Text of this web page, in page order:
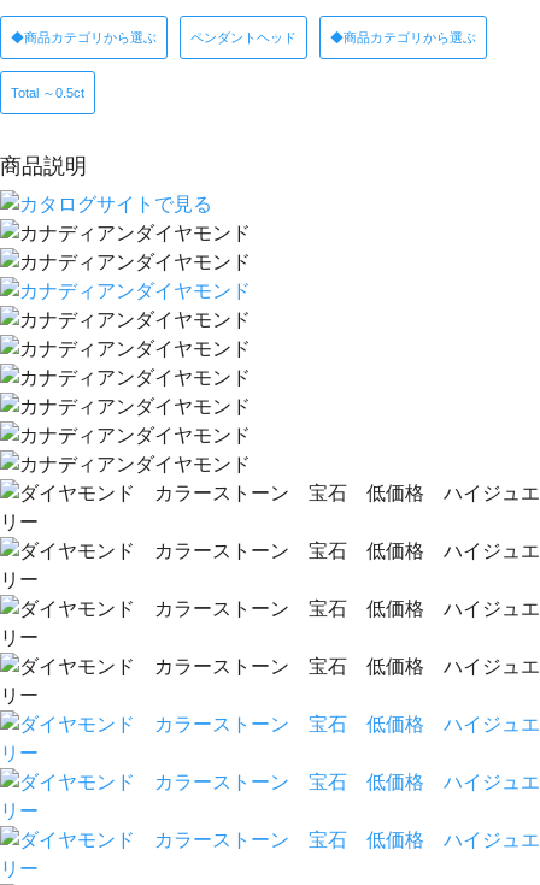
◆商品カテゴリから選ぶ ペンダントヘッド ◆商品カテゴリから選ぶ
Total ～0.5ct
商品説明